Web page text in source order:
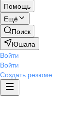
Помощь
Ещё
Поиск
Юшала
Войти
Войти
Создать резюме